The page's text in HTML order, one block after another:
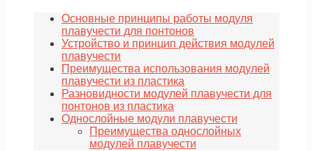
Основные принципы работы модуля
плавучести для понтонов
Устройство и принцип действия модулей
плавучести
Преимущества использования модулей
плавучести из пластика
Разновидности модулей плавучести для
понтонов из пластика
Однослойные модули плавучести
Преимущества однослойных
модулей плавучести